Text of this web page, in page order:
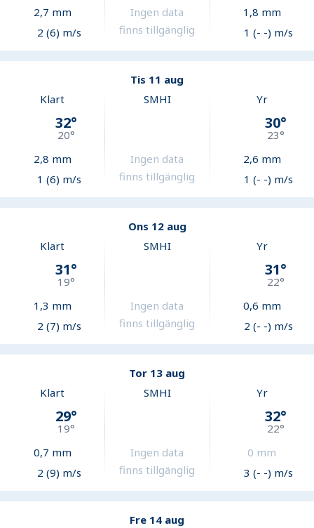
2,7 mm
2 (6) m/s
Ingen data
finns tillgänglig
1,8 mm
1 (- -) m/s
Tis 11 aug
Klart
32°
20°
2,8 mm
1 (6) m/s
SMHI
Ingen data
finns tillgänglig
Yr
30°
23°
2,6 mm
1 (- -) m/s
Ons 12 aug
Klart
31°
19°
1,3 mm
2 (7) m/s
SMHI
Ingen data
finns tillgänglig
Yr
31°
22°
0,6 mm
2 (- -) m/s
Tor 13 aug
Klart
29°
19°
0,7 mm
2 (9) m/s
SMHI
Ingen data
finns tillgänglig
Yr
32°
22°
0 mm
3 (- -) m/s
Fre 14 aug